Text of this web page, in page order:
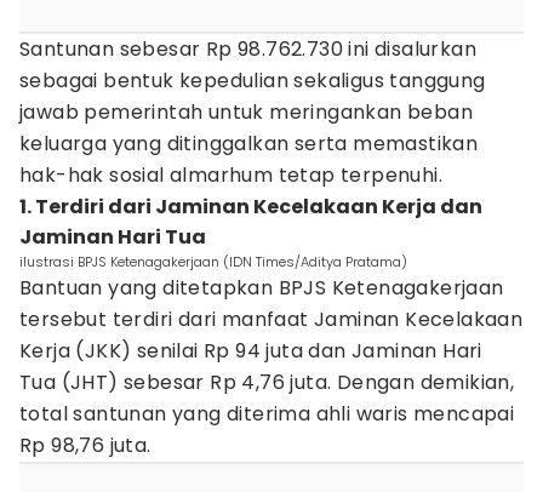
Santunan sebesar Rp 98.762.730 ini disalurkan
sebagai bentuk kepedulian sekaligus tanggung
jawab pemerintah untuk meringankan beban
keluarga yang ditinggalkan serta memastikan
hak-hak sosial almarhum tetap terpenuhi.
1. Terdiri dari Jaminan Kecelakaan Kerja dan
Jaminan Hari Tua
ilustrasi BPJS Ketenagakerjaan (IDN Times/Aditya Pratama)
Bantuan yang ditetapkan BPJS Ketenagakerjaan
tersebut terdiri dari manfaat Jaminan Kecelakaan
Kerja (JKK) senilai Rp 94 juta dan Jaminan Hari
Tua (JHT) sebesar Rp 4,76 juta. Dengan demikian,
total santunan yang diterima ahli waris mencapai
Rp 98,76 juta.